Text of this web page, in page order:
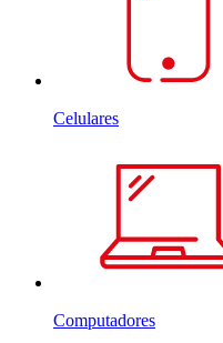
Celulares
Computadores